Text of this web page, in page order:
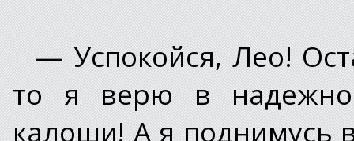
— Успокойся, Лео!
то я верю в
калоши! А я поднимусь